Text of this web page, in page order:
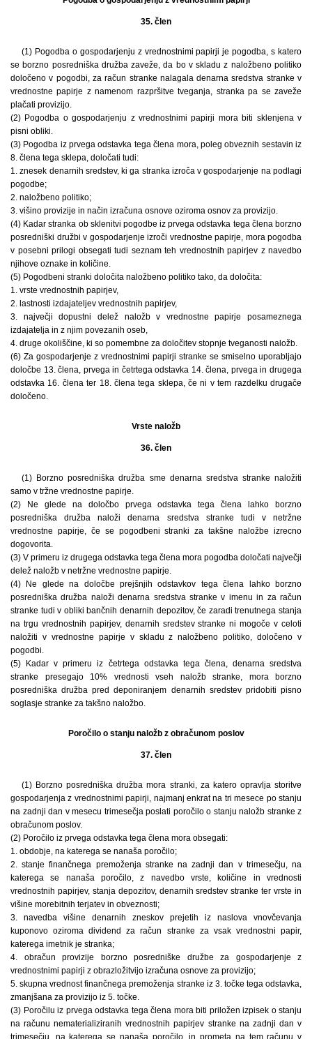
35. člen
(1) Pogodba o gospodarjenju z vrednostnimi papirji je pogodba, s katero
se borzno posredniška družba zaveže, da bo v skladu z naložbeno politiko
določeno v pogodbi, za račun stranke nalagala denarna sredstva stranke v
vrednostne papirje z namenom razpršitve tveganja, stranka pa se zaveže
plačati provizijo.
(2) Pogodba o gospodarjenju z vrednostnimi papirji mora biti sklenjena v
pisni obliki.
(3) Pogodba iz prvega odstavka tega člena mora, poleg obveznih sestavin iz
8. člena tega sklepa, določati tudi:
1. znesek denarnih sredstev, ki ga stranka izroča v gospodarjenje na podlagi
pogodbe;
2. naložbeno politiko;
3. višino provizije in način izračuna osnove oziroma osnov za provizijo.
(4) Kadar stranka ob sklenitvi pogodbe iz prvega odstavka tega člena borzno
posredniški družbi v gospodarjenje izroči vrednostne papirje, mora pogodba
v posebni prilogi obsegati tudi seznam teh vrednostnih papirjev z navedbo
njihove oznake in količine.
(5) Pogodbeni stranki določita naložbeno politiko tako, da določita:
1. vrste vrednostnih papirjev,
2. lastnosti izdajateljev vrednostnih papirjev,
3. največji dopustni delež naložb v vrednostne papirje posameznega
izdajatelja in z njim povezanih oseb,
4. druge okoliščine, ki so pomembne za določitev stopnje tveganosti naložb.
(6) Za gospodarjenje z vrednostnimi papirji stranke se smiselno uporabljajo
določbe 13. člena, prvega in četrtega odstavka 14. člena, prvega in drugega
odstavka 16. člena ter 18. člena tega sklepa, če ni v tem razdelku drugače
določeno.
Vrste naložb
36. člen
(1) Borzno posredniška družba sme denarna sredstva stranke naložiti
samo v tržne vrednostne papirje.
(2) Ne glede na določbo prvega odstavka tega člena lahko borzno
posredniška družba naloži denarna sredstva stranke tudi v netržne
vrednostne papirje, če se pogodbeni stranki za takšne naložbe izrecno
dogovorita.
(3) V primeru iz drugega odstavka tega člena mora pogodba določati največji
delež naložb v netržne vrednostne papirje.
(4) Ne glede na določbe prejšnjih odstavkov tega člena lahko borzno
posredniška družba naloži denarna sredstva stranke v imenu in za račun
stranke tudi v obliki bančnih denarnih depozitov, če zaradi trenutnega stanja
na trgu vrednostnih papirjev, denarnih sredstev stranke ni mogoče v celoti
naložiti v vrednostne papirje v skladu z naložbeno politiko, določeno v
pogodbi.
(5) Kadar v primeru iz četrtega odstavka tega člena, denarna sredstva
stranke presegajo 10% vrednosti vseh naložb stranke, mora borzno
posredniška družba pred deponiranjem denarnih sredstev pridobiti pisno
soglasje stranke za takšno naložbo.
Poročilo o stanju naložb z obračunom poslov
37. člen
(1) Borzno posredniška družba mora stranki, za katero opravlja storitve
gospodarjenja z vrednostnimi papirji, najmanj enkrat na tri mesece po stanju
na zadnji dan v mesecu trimesečja poslati poročilo o stanju naložb stranke z
obračunom poslov.
(2) Poročilo iz prvega odstavka tega člena mora obsegati:
1. obdobje, na katerega se nanaša poročilo;
2. stanje finančnega premoženja stranke na zadnji dan v trimesečju, na
katerega se nanaša poročilo, z navedbo vrste, količine in vrednosti
vrednostnih papirjev, stanja depozitov, denarnih sredstev stranke ter vrste in
višine morebitnih terjatev in obveznosti;
3. navedba višine denarnih zneskov prejetih iz naslova vnovčevanja
kuponovo oziroma dividend za račun stranke za vsak vrednostni papir,
katerega imetnik je stranka;
4. obračun provizije borzno posredniške družbe za gospodarjenje z
vrednostnimi papirji z obrazložitvijo izračuna osnove za provizijo;
5. skupna vrednost finančnega premoženja stranke iz 3. točke tega odstavka,
zmanjšana za provizijo iz 5. točke.
(3) Poročilu iz prvega odstavka tega člena mora biti priložen izpisek o stanju
na računu nematerializiranih vrednostnih papirjev stranke na zadnji dan v
trimesečju, na katerega se nanaša poročilo, in prometa na tem računu v